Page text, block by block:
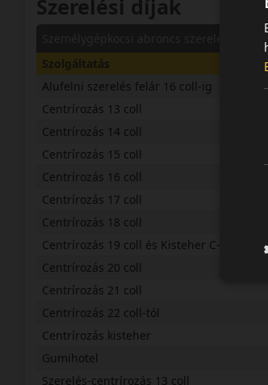
Szerelési díjak
Személygépkocsi abroncs szerelés -
Szolgáltatás
Alufelni szerelés felár 16 coll-ig
Centrírozás 13 coll
Centrírozás 14 coll
Centrírozás 15 coll
Centrírozás 16 coll
Centrírozás 17 coll
Centrírozás 18 coll
Centrírozás 19 coll és Kisteher C-s
Centrírozás 20 coll
Centrírozás 21 coll
Centrírozás 22 coll-tól
Centrírozás kisteher
Gumihotel
Szerelés-centrírozás 13 coll